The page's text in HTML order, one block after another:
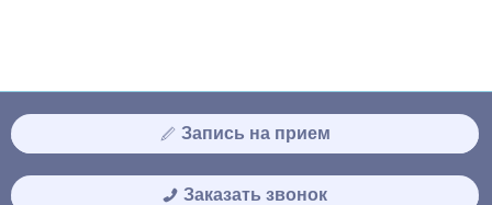
Запись на прием
Заказать звонок